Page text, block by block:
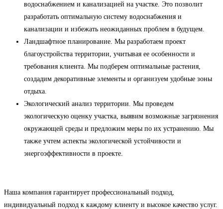
водоснабжением и канализацией на участке. Это позволит
разработать оптимальную систему водоснабжения и
канализации и избежать неожиданных проблем в будущем.
Ландшафтное планирование. Мы разработаем проект
благоустройства территории, учитывая ее особенности и
требования клиента. Мы подберем оптимальные растения,
создадим декоративные элементы и организуем удобные зоны
отдыха.
Экологический анализ территории. Мы проведем
экологическую оценку участка, выявим возможные загрязнения
окружающей среды и предложим меры по их устранению. Мы
также учтем аспекты экологической устойчивости и
энергоэффективности в проекте.
Наша компания гарантирует профессиональный подход,
индивидуальный подход к каждому клиенту и высокое качество услуг.